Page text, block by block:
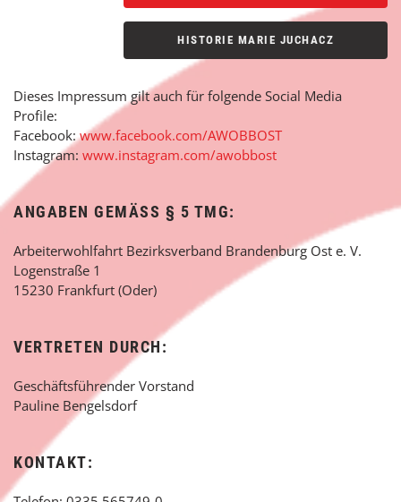
HISTORIE MARIE JUCHACZ
Dieses Impressum gilt auch für folgende Social Media
Profile:
Facebook:www.facebook.com/AWOBBOST
Instagram: www.instagram.com/awobbost
ANGABEN GEMÄSS § 5 TMG:
Arbeiterwohlfahrt Bezirksverband Brandenburg Ost e. V.
Logenstraße 1
15230 Frankfurt (Oder)
VERTRETEN DURCH:
Geschäftsführender Vorstand
Pauline Bengelsdorf
KONTAKT: